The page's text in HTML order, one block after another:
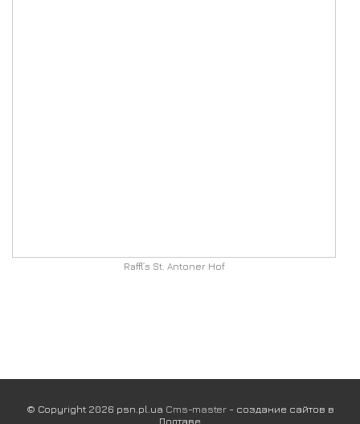
Raffl’s St. Antoner Hof
© Copyright 2026 psn.pl.ua Cms-master- создание сайтов в
Полтаве